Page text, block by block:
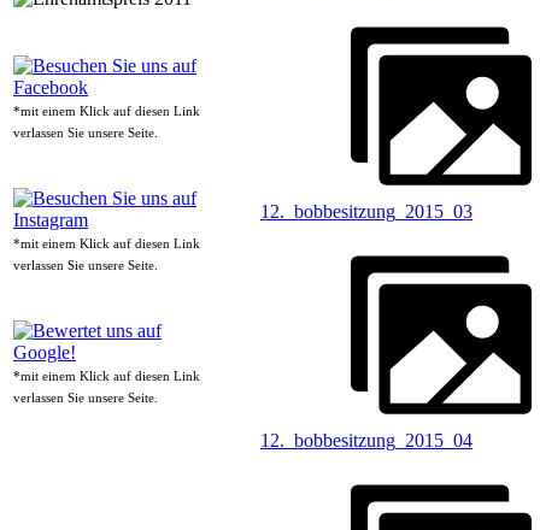
*mit einem Klick auf diesen Link
verlassen Sie unsere Seite.
*mit einem Klick auf diesen Link
verlassen Sie unsere Seite.
*mit einem Klick auf diesen Link
verlassen Sie unsere Seite.
12._bobbesitzung_2015_03
12._bobbesitzung_2015_04